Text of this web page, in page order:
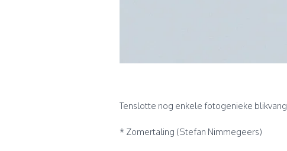
Tenslotte nog enkele fotogenieke
* Zomertaling (Stefan Nimmegeers)